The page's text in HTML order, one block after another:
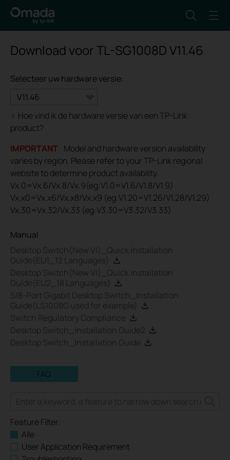
Download voorTL-SG1008DV11.46
Selecteer uw hardware versie:
V11.46
> Hoe vind ik de hardware versie van een TP-Link
product?
IMPORTANT: Model and hardware version availability
varies by region. Please refer to your TP-Link regional
website to determine product availability.
Vx.0=Vx.6/Vx.8/Vx.9(eg:V1.0=V1.6/V1.8/V1.9)
Vx.x0=Vx.x6/Vx.x8/Vx.x9 (eg:V1.20=V1.26/V1.28/V1.29)
Vx.30=Vx.32/Vx.33 (eg:V3.30=V3.32/V3.33)
Manual
Desktop Switch(New VI)_Quick Installation
Guide(EU1_12 Languages)
Desktop Switch(New VI)_Quick Installation
Guide(EU2_18 Languages)
5/8-Port Gigabit Desktop Switch_Installation
Guide(LS1008G used for example)
Switch Regulatory Compliance
Desktop Switch_Installation Guide2
Desktop Switch_Installation Guide
FAQ
Feature Filter:
Alle
User Application Requirement